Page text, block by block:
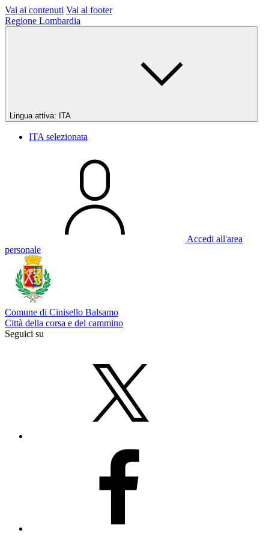
Vai ai contenuti Vai al footer
Regione Lombardia
Lingua attiva: ITA
ITA selezionata
Accedi all'area
personale
Comune di Cinisello Balsamo
Città della corsa e del cammino
Seguici su